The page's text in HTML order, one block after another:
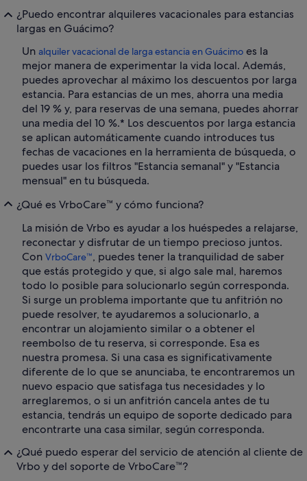
¿Puedo encontrar alquileres vacacionales para estancias
largas en Guácimo?
Un alquiler vacacional de larga estancia en Guácimo es la
mejor manera de experimentar la vida local. Además,
puedes aprovechar al máximo los descuentos por larga
estancia. Para estancias de un mes, ahorra una media
del 19 % y, para reservas de una semana, puedes ahorrar
una media del 10 %.* Los descuentos por larga estancia
se aplican automáticamente cuando introduces tus
fechas de vacaciones en la herramienta de búsqueda, o
puedes usar los filtros "Estancia semanal" y "Estancia
mensual" en tu búsqueda.
¿Qué es VrboCare™ y cómo funciona?
La misión de Vrbo es ayudar a los huéspedes a relajarse,
reconectar y disfrutar de un tiempo precioso juntos.
Con VrboCare™, puedes tener la tranquilidad de saber
que estás protegido y que, si algo sale mal, haremos
todo lo posible para solucionarlo según corresponda.
Si surge un problema importante que tu anfitrión no
puede resolver, te ayudaremos a solucionarlo, a
encontrar un alojamiento similar o a obtener el
reembolso de tu reserva, si corresponde. Esa es
nuestra promesa. Si una casa es significativamente
diferente de lo que se anunciaba, te encontraremos un
nuevo espacio que satisfaga tus necesidades y lo
arreglaremos, o si un anfitrión cancela antes de tu
estancia, tendrás un equipo de soporte dedicado para
encontrarte una casa similar, según corresponda.
¿Qué puedo esperar del servicio de atención al cliente de
Vrbo y del soporte de VrboCare™?